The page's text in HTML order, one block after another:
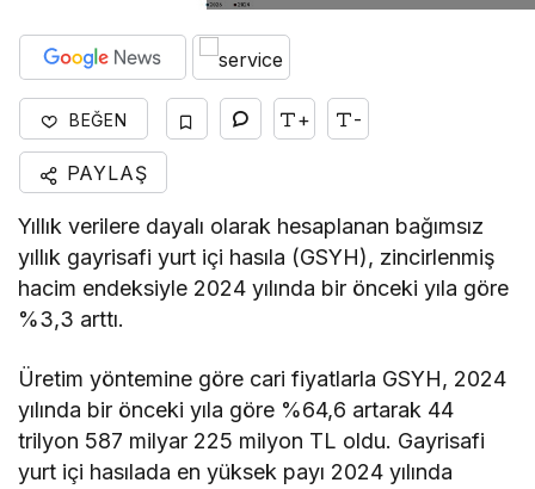
BEĞEN + -
PAYLAŞ
Yıllık verilere dayalı olarak hesaplanan bağımsız
yıllık gayrisafi yurt içi hasıla (GSYH), zincirlenmiş
hacim endeksiyle 2024 yılında bir önceki yıla göre
%3,3 arttı.
Üretim yöntemine göre cari fiyatlarla GSYH, 2024
yılında bir önceki yıla göre %64,6 artarak 44
trilyon 587 milyar 225 milyon TL oldu. Gayrisafi
yurt içi hasılada en yüksek payı 2024 yılında